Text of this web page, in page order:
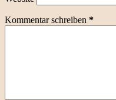
Kommentar schreiben *